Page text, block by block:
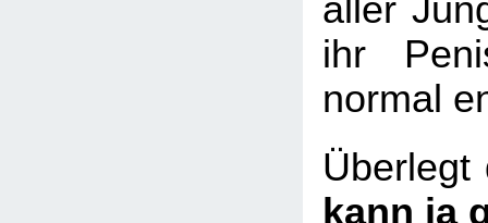
aller
ihr
normal
kann ja